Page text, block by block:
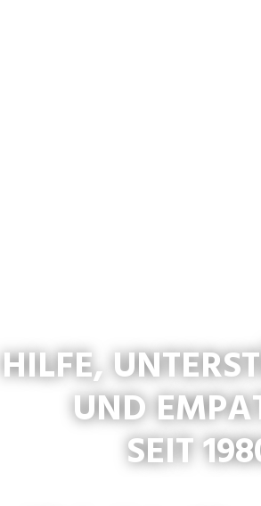
HILFE,
UND
SEIT